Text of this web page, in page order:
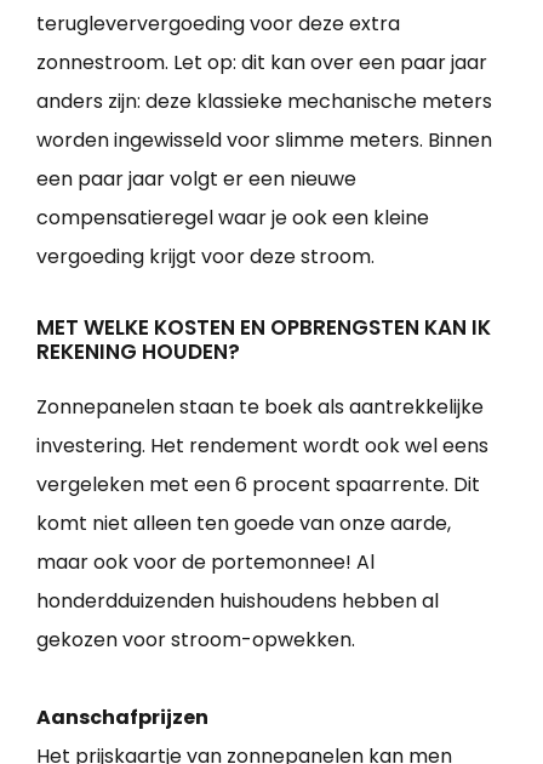
terugleververgoeding voor deze extra
zonnestroom. Let op: dit kan over een paar jaar
anders zijn: deze klassieke mechanische meters
worden ingewisseld voor slimme meters. Binnen
een paar jaar volgt er een nieuwe
compensatieregel waar je ook een kleine
vergoeding krijgt voor deze stroom.
MET WELKE KOSTEN EN OPBRENGSTEN KAN IK
REKENING HOUDEN?
Zonnepanelen staan te boek als aantrekkelijke
investering. Het rendement wordt ook wel eens
vergeleken met een 6 procent spaarrente. Dit
komt niet alleen ten goede van onze aarde,
maar ook voor de portemonnee! Al
honderdduizenden huishoudens hebben al
gekozen voor stroom-opwekken.
Aanschafprijzen
Het prijskaartje van zonnepanelen kan men